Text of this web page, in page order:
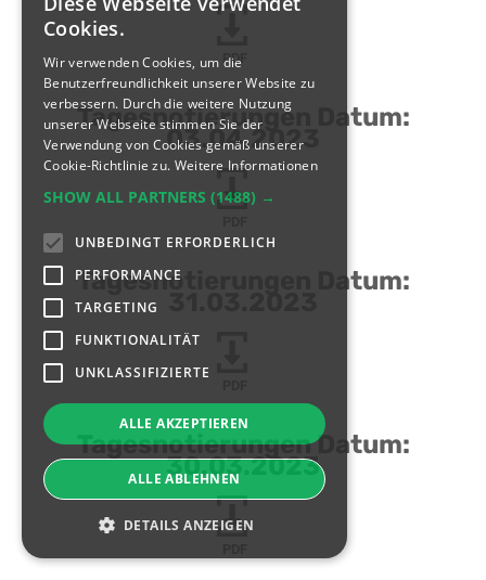
PDF
Tagesnotierungen Datum:
03.04.2023
Tagesnotierungen Datum:
Tagesnotierungen Datum:
30.03.2023
Cookies.
Wir verwenden Cookies, um die
Benutzerfreundlichkeit unserer Website zu
verbessern. Durch die weitere Nutzung
unserer Webseite stimmen Sie der
Verwendung von Cookies gemäß unserer
Cookie-Richtlinie zu. Weitere Informationen
SHOW ALL PARTNERS (1488) →
UNBEDINGT ERFORDERLICH
PERFORMANCE
TARGETING
FUNKTIONALITÄT
UNKLASSIFIZIERTE
ALLE AKZEPTIEREN
ALLE ABLEHNEN
DETAILS ANZEIGEN